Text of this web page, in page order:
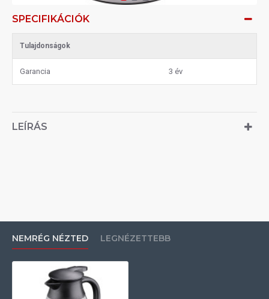
SPECIFIKÁCIÓK
Tulajdonságok
Garancia 3 év
LEÍRÁS
NEMRÉG NÉZTED LEGNÉZETTEBB